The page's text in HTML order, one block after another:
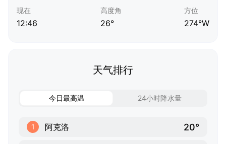
现在
12:46
高度角
26°
方位
274°W
天气排行
今日最高温 24小时降水量
1 阿克洛 20°